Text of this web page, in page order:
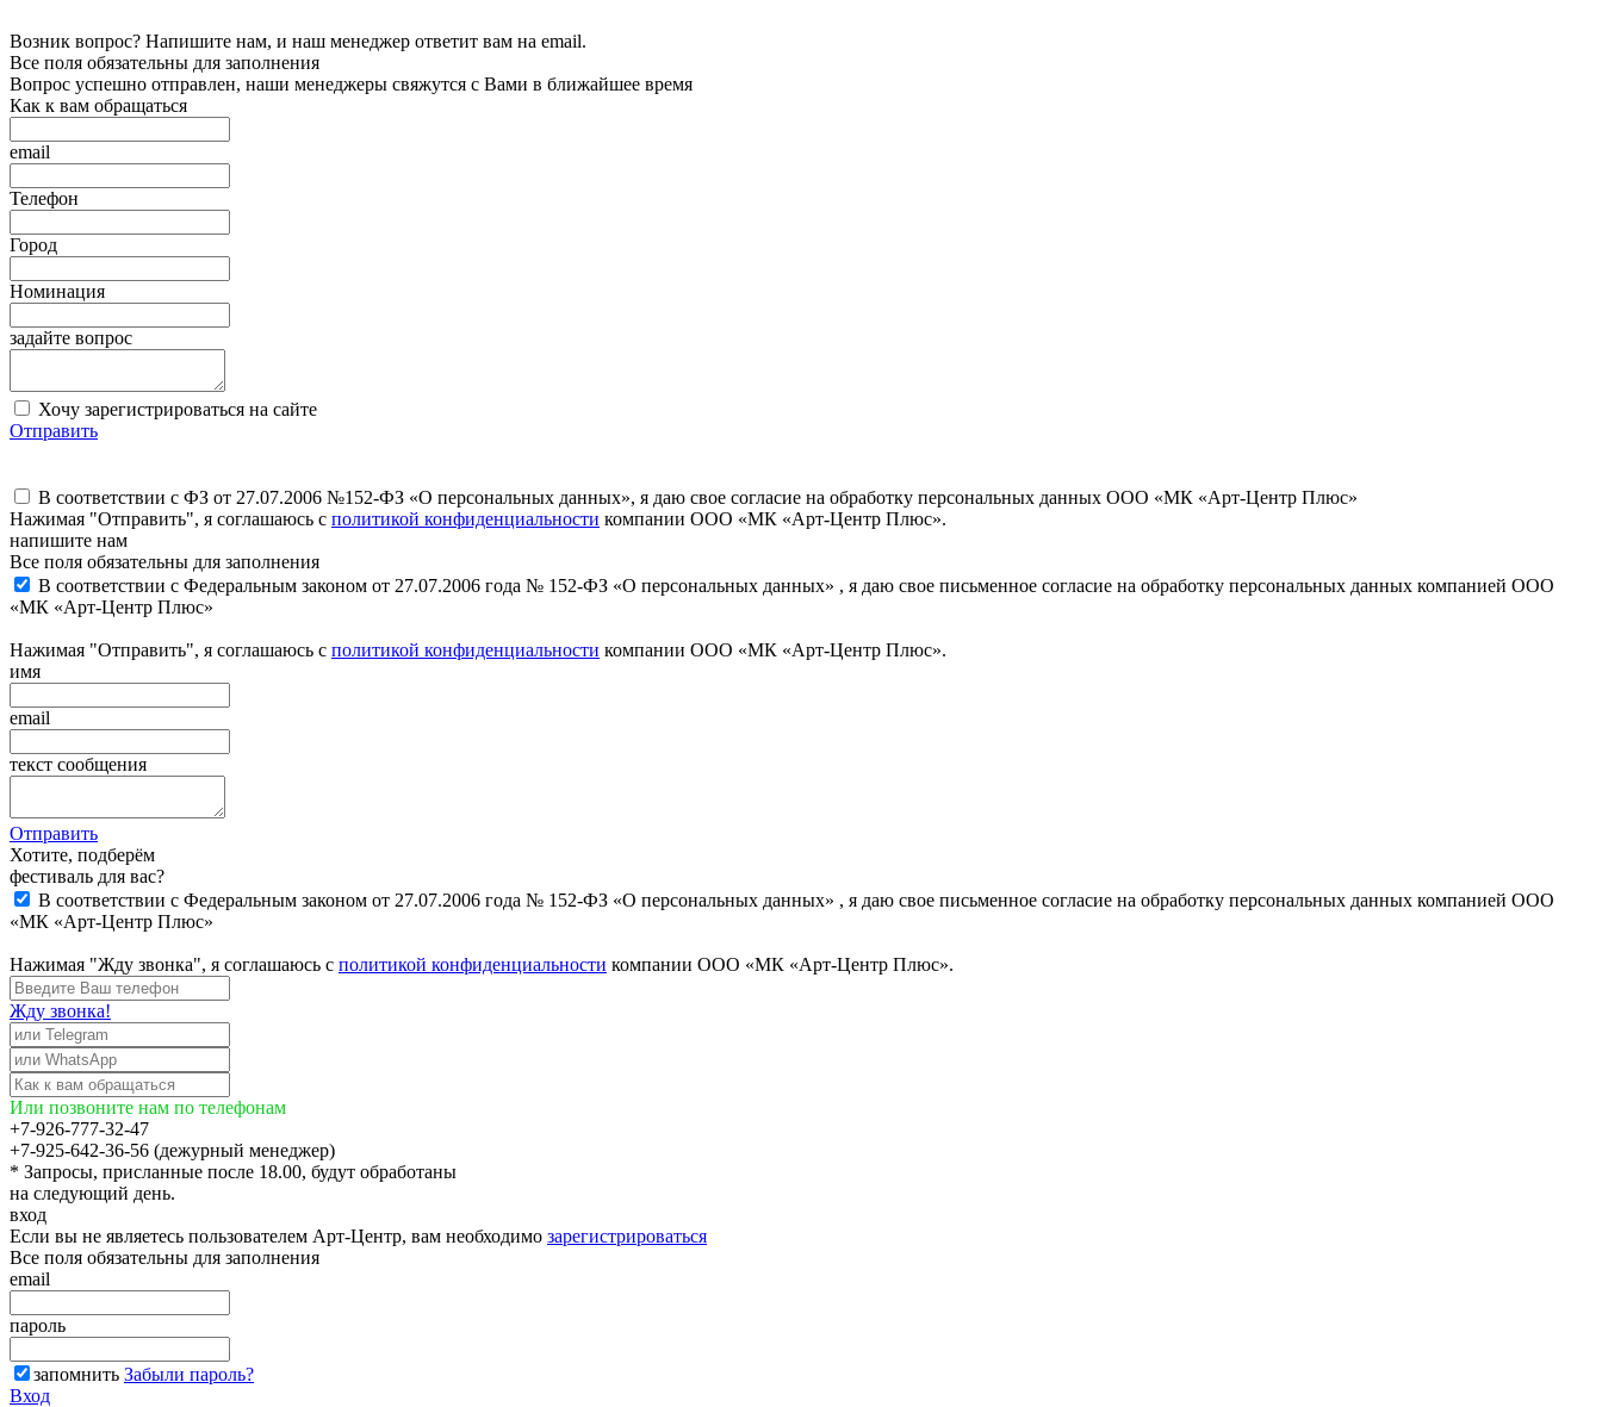
Возник вопрос? Напишите нам, и наш менеджер ответит вам на email.
Все поля обязательны для заполнения
Вопрос успешно отправлен, наши менеджеры свяжутся с Вами в ближайшее время
Как к вам обращаться
email
Телефон
Город
Номинация
задайте вопрос
Хочу зарегистрироваться на сайте
Отправить
В соответствии с ФЗ от 27.07.2006 №152-ФЗ «О персональных данных», я даю свое согласие на обработку персональных данных ООО «МК «Арт-Центр Плюс»
Нажимая "Отправить", я соглашаюсь с политикой конфиденциальности компании ООО «МК «Арт-Центр Плюс».
напишите нам
Все поля обязательны для заполнения
В соответствии с Федеральным законом от 27.07.2006 года № 152-ФЗ «О персональных данных» , я даю свое письменное согласие на обработку персональных данных компанией ООО
«МК «Арт-Центр Плюс»
Нажимая "Отправить", я соглашаюсь с политикой конфиденциальности компании ООО «МК «Арт-Центр Плюс».
имя
email
текст сообщения
Отправить
Хотите, подберём
фестиваль для вас?
В соответствии с Федеральным законом от 27.07.2006 года № 152-ФЗ «О персональных данных» , я даю свое письменное согласие на обработку персональных данных компанией ООО
«МК «Арт-Центр Плюс»
Нажимая "Жду звонка", я соглашаюсь с политикой конфиденциальности компании ООО «МК «Арт-Центр Плюс».
Жду звонка!
Или позвоните нам по телефонам
+7-926-777-32-47
+7-925-642-36-56 (дежурный менеджер)
* Запросы, присланные после 18.00, будут обработаны
на следующий день.
вход
Если вы не являетесь пользователем Арт-Центр, вам необходимо зарегистрироваться
Все поля обязательны для заполнения
email
пароль
запомнить Забыли пароль?
Вход